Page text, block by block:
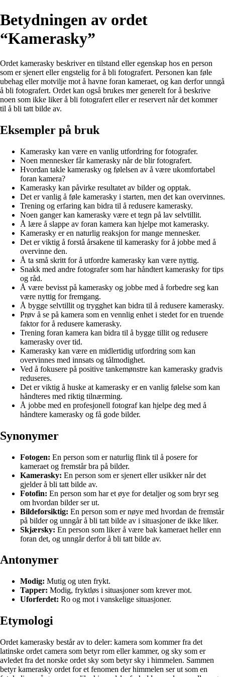
Betydningen av ordet
“Kamerasky”
Ordet kamerasky beskriver en tilstand eller egenskap hos en person
som er sjenert eller engstelig for å bli fotografert. Personen kan føle
ubehag eller motvilje mot å havne foran kameraet, og kan derfor unngå
å bli fotografert. Ordet kan også brukes mer generelt for å beskrive
noen som ikke liker å bli fotografert eller er reservert når det kommer
til å bli tatt bilde av.
Eksempler på bruk
Kamerasky kan være en vanlig utfordring for fotografer.
Noen mennesker får kamerasky når de blir fotografert.
Hvordan takle kamerasky og følelsen av å være ukomfortabel
foran kamera?
Kamerasky kan påvirke resultatet av bilder og opptak.
Det er vanlig å føle kamerasky i starten, men det kan overvinnes.
Trening og erfaring kan bidra til å redusere kamerasky.
Noen ganger kan kamerasky være et tegn på lav selvtillit.
Å lære å slappe av foran kamera kan hjelpe mot kamerasky.
Kamerasky er en naturlig reaksjon for mange mennesker.
Det er viktig å forstå årsakene til kamerasky for å jobbe med å
overvinne den.
Å ta små skritt for å utfordre kamerasky kan være nyttig.
Snakk med andre fotografer som har håndtert kamerasky for tips
og råd.
Å være bevisst på kamerasky og jobbe med å forbedre seg kan
være nyttig for fremgang.
Å bygge selvtillit og trygghet kan bidra til å redusere kamerasky.
Prøv å se på kamera som en vennlig enhet i stedet for en truende
faktor for å redusere kamerasky.
Trening foran kamera kan bidra til å bygge tillit og redusere
kamerasky over tid.
Kamerasky kan være en midlertidig utfordring som kan
overvinnes med innsats og tålmodighet.
Ved å fokusere på positive tankemønstre kan kamerasky gradvis
reduseres.
Det er viktig å huske at kamerasky er en vanlig følelse som kan
håndteres med riktig tilnærming.
Å jobbe med en profesjonell fotograf kan hjelpe deg med å
håndtere kamerasky og få gode bilder.
Synonymer
Fotogen: En person som er naturlig flink til å posere for
kameraet og fremstår bra på bilder.
Kamerasky: En person som er sjenert eller usikker når det
gjelder å bli tatt bilde av.
Fotofin: En person som har et øye for detaljer og som bryr seg
om hvordan bilder ser ut.
Bildeforsiktig: En person som er nøye med hvordan de fremstår
på bilder og unngår å bli tatt bilde av i situasjoner de ikke liker.
Skjærsky: En person som liker å være bak kameraet heller enn
foran det, og unngår derfor å bli tatt bilde av.
Antonymer
Modig: Mutig og uten frykt.
Tapper: Modig, fryktløs i situasjoner som krever mot.
Uforferdet: Ro og mot i vanskelige situasjoner.
Etymologi
Ordet kamerasky består av to deler: kamera som kommer fra det
latinske ordet camera som betyr rom eller kammer, og sky som er
avledet fra det norske ordet sky som betyr sky i himmelen. Sammen
betyr kamerasky ordet for et fenomen der himmelen ser ut som en